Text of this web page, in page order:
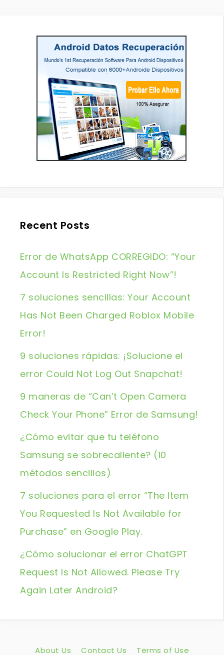
Recent Posts
Error de WhatsApp CORREGIDO: “Your
Account Is Restricted Right Now”!
7 soluciones sencillas: Your Account
Has Not Been Charged Roblox Mobile
Error!
9 soluciones rápidas: ¡Solucione el
error Could Not Log Out Snapchat!
9 maneras de “Can’t Open Camera
Check Your Phone” Error de Samsung!
¿Cómo evitar que tu teléfono
Samsung se sobrecaliente? (10
métodos sencillos)
7 soluciones para el error “The Item
You Requested Is Not Available for
Purchase” en Google Play.
¿Cómo solucionar el error ChatGPT
Request Is Not Allowed. Please Try
Again Later Android?
About Us Contact Us Terms of Use